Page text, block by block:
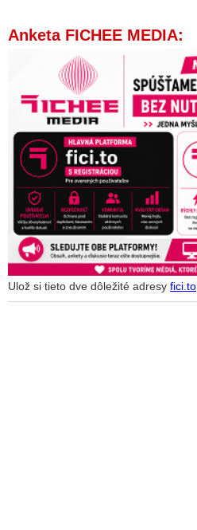
Anketa FICHEE MEDIA:
Ulož si tieto dve dôležité adresy fici.to